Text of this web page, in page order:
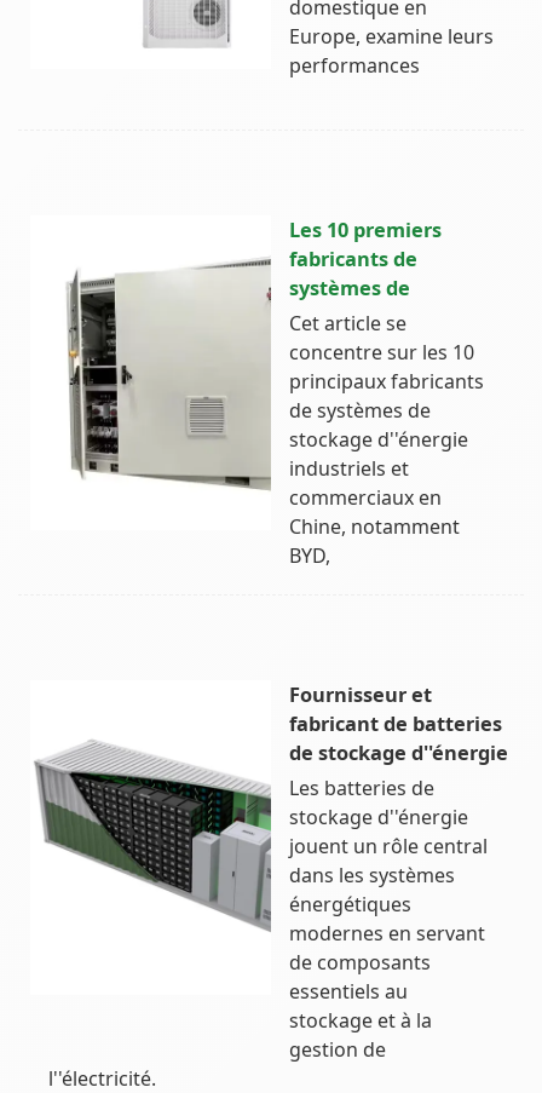
domestique en
Europe, examine leurs
performances
Les 10 premiers
fabricants de
systèmes de
Cet article se
concentre sur les 10
principaux fabricants
de systèmes de
stockage d''énergie
industriels et
commerciaux en
Chine, notamment
BYD,
Fournisseur et
fabricant de batteries
de stockage d''énergie
Les batteries de
stockage d''énergie
jouent un rôle central
dans les systèmes
énergétiques
modernes en servant
de composants
essentiels au
stockage et à la
gestion de
l''électricité.